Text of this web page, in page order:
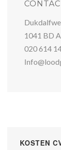
1041 BD
020 614
KOSTEN